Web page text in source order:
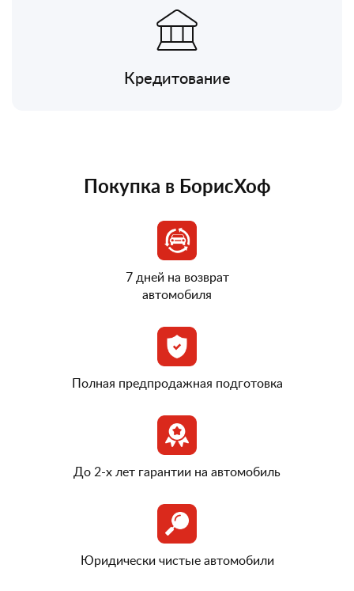
Кредитование
Покупка в БорисХоф
7 дней на возврат
автомобиля
Полная предпродажная подготовка
До 2-х лет гарантии на автомобиль
Юридически чистые автомобили